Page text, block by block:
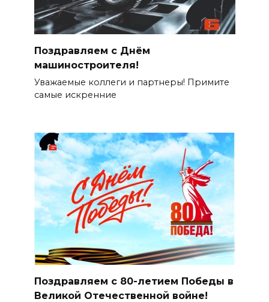
Поздравляем с Днём
машиностроителя!
Уважаемые коллеги и партнеры! Примите
самые искренние
Поздравляем с 80-летием Победы в
Великой Отечественной войне!